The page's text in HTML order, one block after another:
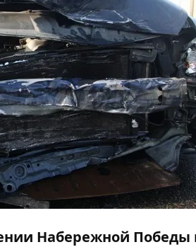
Набережной